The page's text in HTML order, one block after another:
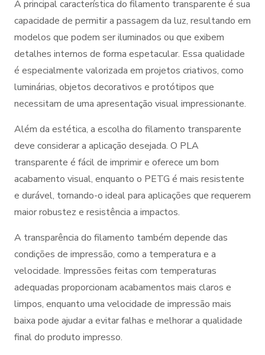
A principal característica do filamento transparente é sua
capacidade de permitir a passagem da luz, resultando em
modelos que podem ser iluminados ou que exibem
detalhes internos de forma espetacular. Essa qualidade
é especialmente valorizada em projetos criativos, como
luminárias, objetos decorativos e protótipos que
necessitam de uma apresentação visual impressionante.
Além da estética, a escolha do filamento transparente
deve considerar a aplicação desejada. O PLA
transparente é fácil de imprimir e oferece um bom
acabamento visual, enquanto o PETG é mais resistente
e durável, tornando-o ideal para aplicações que requerem
maior robustez e resistência a impactos.
A transparência do filamento também depende das
condições de impressão, como a temperatura e a
velocidade. Impressões feitas com temperaturas
adequadas proporcionam acabamentos mais claros e
limpos, enquanto uma velocidade de impressão mais
baixa pode ajudar a evitar falhas e melhorar a qualidade
final do produto impresso.